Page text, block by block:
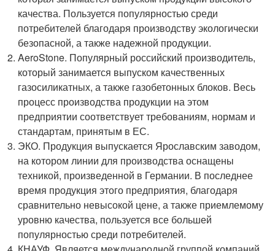
качества. Пользуется популярностью среди
потребителей благодаря производству экологически
безопасной, а также надежной продукции.
AeroStone. Популярный российский производитель,
который занимается выпуском качественных
газосиликатных, а также газобетонных блоков. Весь
процесс производства продукции на этом
предприятии соответствует требованиям, нормам и
стандартам, принятым в ЕС.
ЭКО. Продукция выпускается Ярославским заводом,
на котором линии для производства оснащены
техникой, произведенной в Германии. В последнее
время продукция этого предприятия, благодаря
сравнительно невысокой цене, а также приемлемому
уровню качества, пользуется все большей
популярностью среди потребителей.